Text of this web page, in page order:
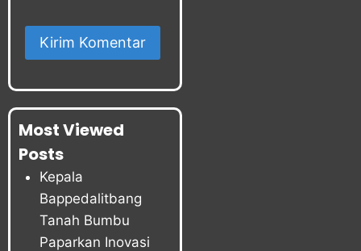
Most Viewed
Posts
Kepala
Bappedalitbang
Tanah Bumbu
Paparkan Inovasi